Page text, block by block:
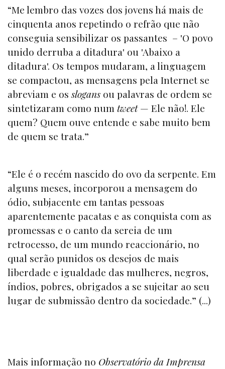
“Me lembro das vozes dos jovens há mais de
cinquenta anos repetindo o refrão que não
conseguia sensibilizar os passantes – 'O povo
unido derruba a ditadura' ou 'Abaixo a
ditadura'. Os tempos mudaram, a linguagem
se compactou, as mensagens pela Internet se
abreviam e osslogans ou palavras de ordem se
sintetizaram como num tweet— Ele não!. Ele
quem? Quem ouve entende e sabe muito bem
de quem se trata.”
“Ele é o recém nascido do ovo da serpente. Em
alguns meses, incorporou a mensagem do
ódio, subjacente em tantas pessoas
aparentemente pacatas e as conquista com as
promessas e o canto da sereia de um
retrocesso, de um mundo reaccionário, no
qual serão punidos os desejos de mais
liberdade e igualdade das mulheres, negros,
índios, pobres, obrigados a se sujeitar ao seu
lugar de submissão dentro da sociedade.” (...)
Mais informação no Observatório da Imprensa